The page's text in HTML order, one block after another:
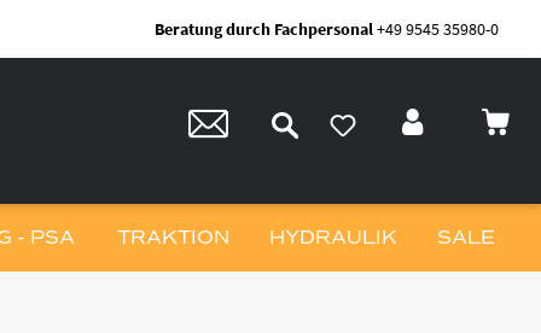
Beratung durch Fachpersonal+49 9545 35980-0
- PSA TRAKTION HYDRAULIK SALE